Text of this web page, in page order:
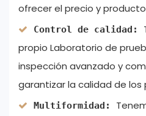
ofrecer el precio y
Control de calidad:
propio Laboratorio de
inspección avanzado y
garantizar la calidad de los
Multiformidad: